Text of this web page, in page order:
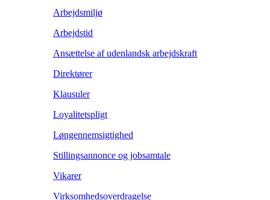
Arbejdsmiljø
Arbejdstid
Ansættelse af udenlandsk arbejdskraft
Direktører
Klausuler
Loyalitetspligt
Løngennemsigtighed
Stillingsannonce og jobsamtale
Vikarer
Virksomhedsoverdragelse